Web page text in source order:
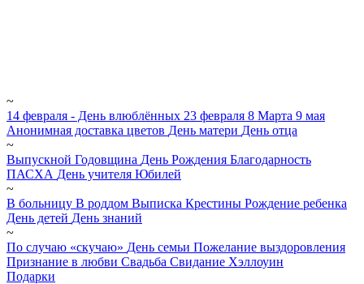
~
14 февраля - День влюблённых 23 февраля 8 Марта 9 мая
Анонимная доставка цветов День матери День отца
~
Выпускной Годовщина День Рождения Благодарность
ПАСХА День учителя Юбилей
~
В больницу В роддом Выписка Крестины Рождение ребенка
День детей День знаний
~
По случаю «скучаю» День семьи Пожелание выздоровления
Признание в любви Свадьба Свидание Хэллоуин
Подарки